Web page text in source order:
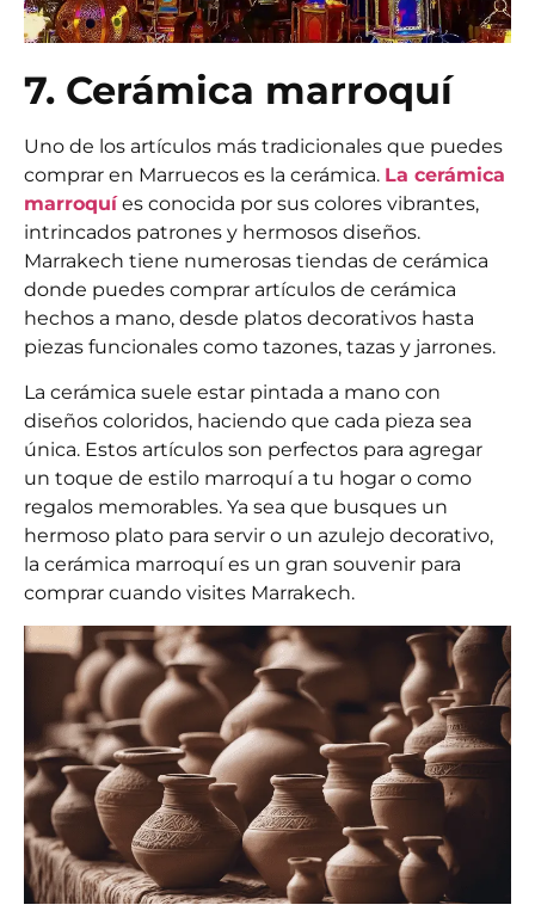
7. Cerámica marroquí
Uno de los artículos más tradicionales que puedes
comprar en Marruecos es la cerámica. La cerámica
marroquíes conocida por sus colores vibrantes,
intrincados patrones y hermosos diseños.
Marrakech tiene numerosas tiendas de cerámica
donde puedes comprar artículos de cerámica
hechos a mano, desde platos decorativos hasta
piezas funcionales como tazones, tazas y jarrones.
La cerámica suele estar pintada a mano con
diseños coloridos, haciendo que cada pieza sea
única. Estos artículos son perfectos para agregar
un toque de estilo marroquí a tu hogar o como
regalos memorables. Ya sea que busques un
hermoso plato para servir o un azulejo decorativo,
la cerámica marroquí es un gran souvenir para
comprar cuando visites Marrakech.